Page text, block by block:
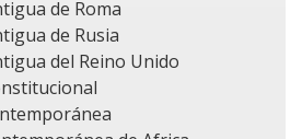
de Roma
de Rusia
del Reino Unido